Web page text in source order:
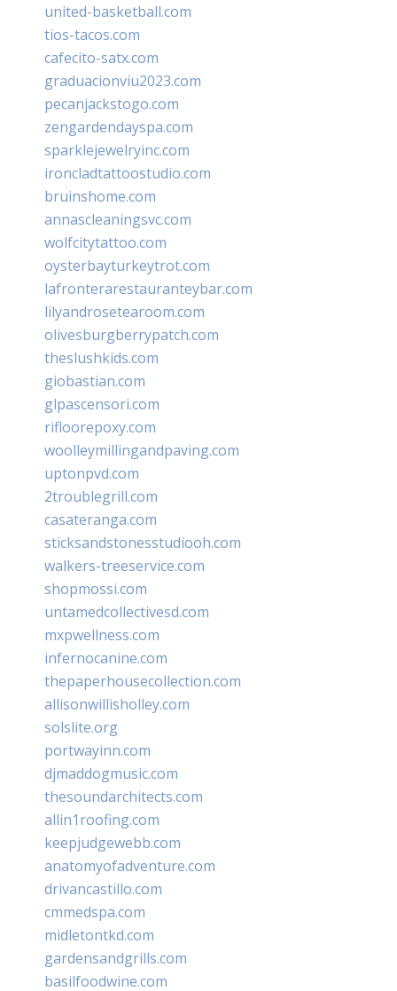
united-basketball.com
tios-tacos.com
cafecito-satx.com
graduacionviu2023.com
pecanjackstogo.com
zengardendayspa.com
sparklejewelryinc.com
ironcladtattoostudio.com
bruinshome.com
annascleaningsvc.com
wolfcitytattoo.com
oysterbayturkeytrot.com
lafronterarestauranteybar.com
lilyandrosetearoom.com
olivesburgberrypatch.com
theslushkids.com
giobastian.com
glpascensori.com
rifloorepoxy.com
woolleymillingandpaving.com
uptonpvd.com
2troublegrill.com
casateranga.com
sticksandstonesstudiooh.com
walkers-treeservice.com
shopmossi.com
untamedcollectivesd.com
mxpwellness.com
infernocanine.com
thepaperhousecollection.com
allisonwillisholley.com
solslite.org
portwayinn.com
djmaddogmusic.com
thesoundarchitects.com
allin1roofing.com
keepjudgewebb.com
anatomyofadventure.com
drivancastillo.com
cmmedspa.com
midletontkd.com
gardensandgrills.com
basilfoodwine.com